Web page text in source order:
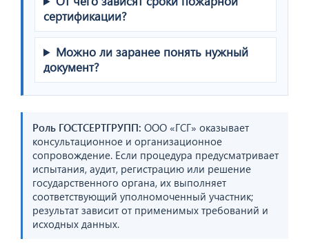
сертификации?
Можно ли заранее понять нужный
документ?
Роль ГОСТСЕРТГРУПП: ООО «ГСГ» оказывает
консультационное и организационное
сопровождение. Если процедура предусматривает
испытания, аудит, регистрацию или решение
государственного органа, их выполняет
соответствующий уполномоченный участник;
результат зависит от применимых требований и
исходных данных.